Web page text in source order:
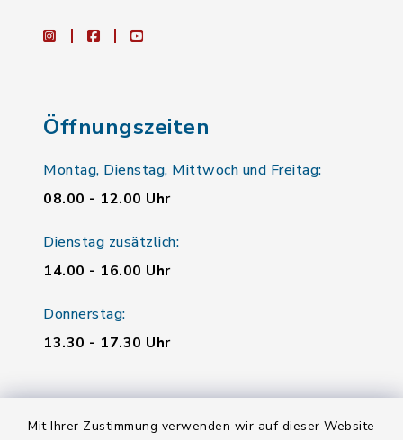
Mit Ihrer Zustimmung verwenden wir auf dieser Website
instagramfacebookyoutube
Öffnungszeiten
Montag, Dienstag, Mittwoch und Freitag:
08.00 - 12.00 Uhr
Dienstag zusätzlich:
14.00 - 16.00 Uhr
Donnerstag:
13.30 - 17.30 Uhr
Quicklinks